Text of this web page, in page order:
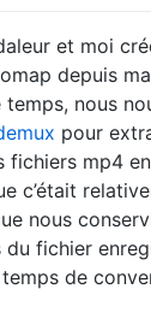
et moi
depuis
nous
pour
fichiers mp4
c’était
nous
du fichier
de